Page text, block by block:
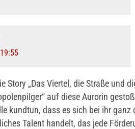
Story „Das Viertel, die Straße und
auf diese Aurorin
kundtun, dass es sich bei ihr
Talent handelt, das jede